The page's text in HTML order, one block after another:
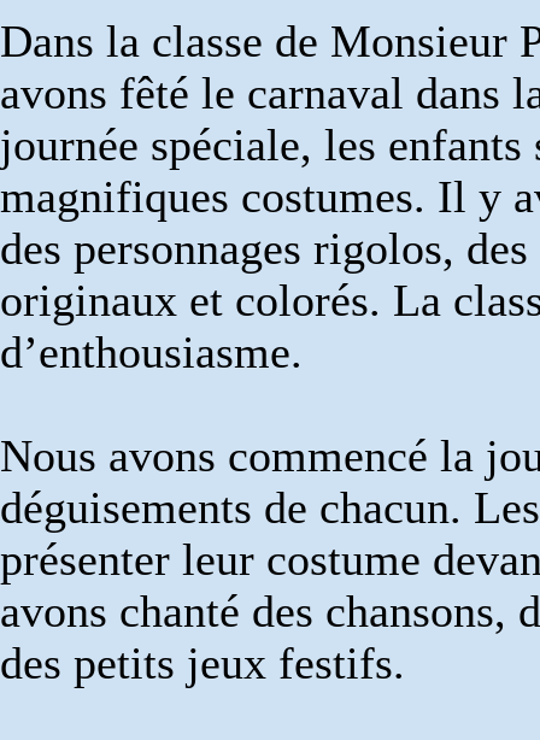
Dans la classe de Monsieur
avons fêté le carnaval dans
journée spéciale, les enfants
magnifiques costumes. Il y
des personnages rigolos,
originaux et colorés. La
d’enthousiasme.
Nous avons commencé la
déguisements de chacun.
présenter leur costume
avons chanté des chansons,
des petits jeux festifs.